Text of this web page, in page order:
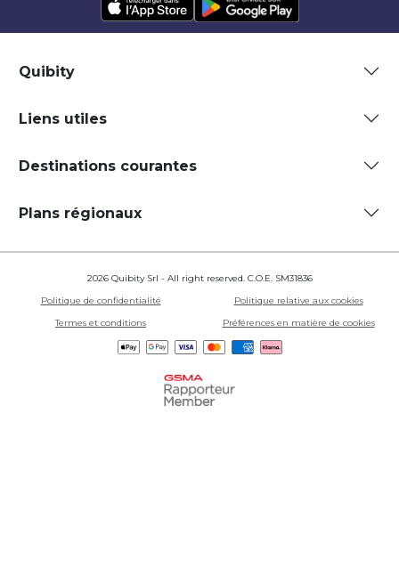
Quibity
Liens utiles
Destinations courantes
Plans régionaux
2026 Quibity Srl - All right reserved. C.O.E. SM31836
Politique de confidentialité
Politique relative aux cookies
Termes et conditions
Préférences en matière de cookies